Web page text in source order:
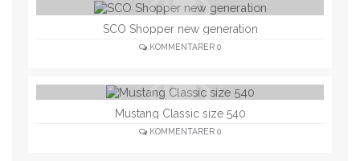
SCO Shopper new generation
KOMMENTARER 0
Mustang Classic size 540
KOMMENTARER 0